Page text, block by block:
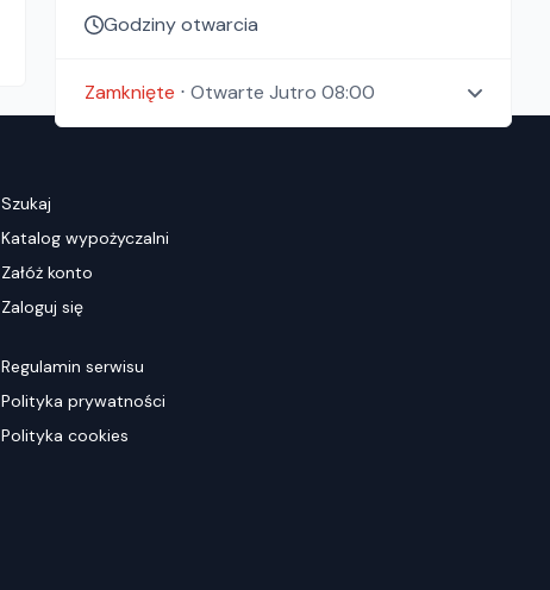
Godziny otwarcia
Zamknięte ⋅ Otwarte Jutro 08:00
Szukaj
Katalog wypożyczalni
Załóż konto
Zaloguj się
Regulamin serwisu
Polityka prywatności
Polityka cookies